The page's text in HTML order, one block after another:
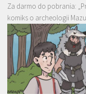
Za darmo do pobrania:
komiks o archeologii